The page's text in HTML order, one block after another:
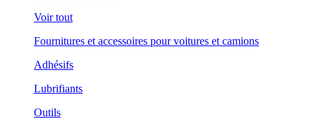
Voir tout
Fournitures et accessoires pour voitures et camions
Adhésifs
Lubrifiants
Outils